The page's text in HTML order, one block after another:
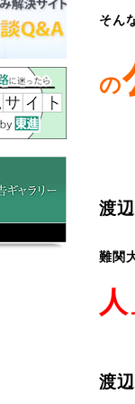
そん
の
渡
難関
渡